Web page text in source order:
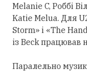
Melanie C, Роббі
Katie Melua. Для
Storm» і «The
із Beck працював
Паралельно